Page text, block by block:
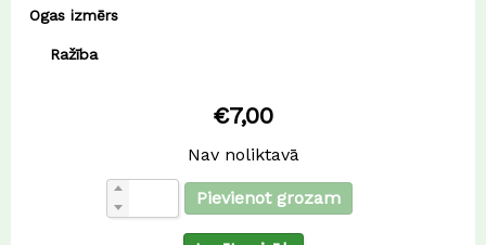
Ogas izmērs
Ražība
€7,00
Nav noliktavā
Pievienot grozam